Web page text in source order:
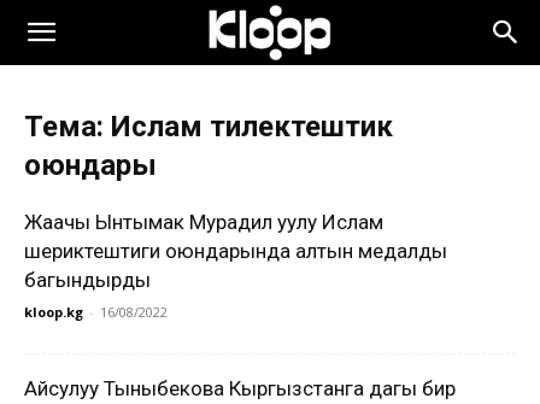
Тема: Ислам тилектештик
оюндары
Жаачы Ынтымак Мурадил уулу Ислам
шериктештиги оюндарында алтын медалды
багындырды
kloop.kg - 16/08/2022
Айсулуу Тыныбекова Кыргызстанга дагы бир